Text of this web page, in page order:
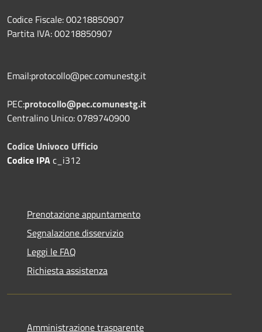
Codice Fiscale: 00218850907
Partita IVA: 00218850907
Email:protocollo@pec.comunestg.it
PEC:protocollo@pec.comunestg.it
Centralino Unico: 0789740900
Codice Univoco Ufficio
Codice IPAc_i312
Prenotazione appuntamento
Segnalazione disservizio
Leggi le FAQ
Richiesta assistenza
Amministrazione trasparente